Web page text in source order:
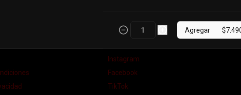
Redes sociales
Instagram
Facebook
TikTok
Agregar